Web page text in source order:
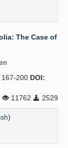
The Case of
167-200 DOI:
11762
2529